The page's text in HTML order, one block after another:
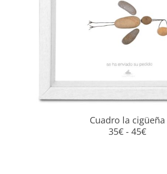
Cuadro la cigüeña
35€ - 45€Rango